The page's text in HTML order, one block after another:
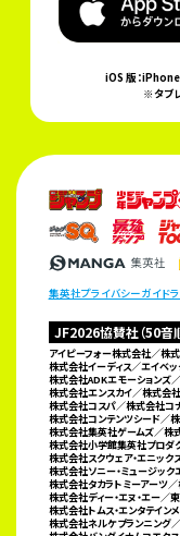
iOS 版：
※タブ
集英社プライバシーガイド
JF2026協賛社（50音
アイピーフォー株式会社／
株式会社イーディス／エイベッ
株式会社ADKエモーションズ／
株式会社エンスカイ／株式会
株式会社コスパ／株式会社コ
株式会社コンテンツシード／
株式会社集英社ゲームズ／株
株式会社小学館集英社プロダ
株式会社スクウェア・エニッ
株式会社ソニー・ミュージッ
株式会社タカラトミーアーツ
株式会社ディー・エヌ・エー
株式会社トムス・エンタテイ
株式会社ネルケプランニング／